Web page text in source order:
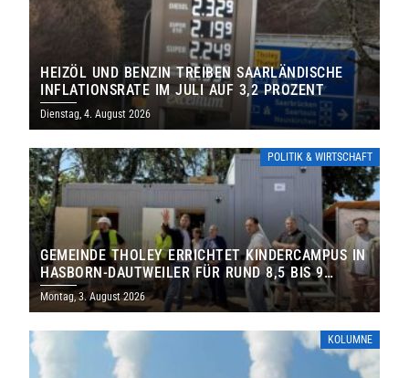
HEIZÖL UND BENZIN TREIBEN SAARLÄNDISCHE
INFLATIONSRATE IM JULI AUF 3,2 PROZENT
Dienstag, 4. August 2026
POLITIK & WIRTSCHAFT
GEMEINDE THOLEY ERRICHTET KINDERCAMPUS IN
HASBORN-DAUTWEILER FÜR RUND 8,5 BIS 9
MILLIONEN EURO
Montag, 3. August 2026
KOLUMNE